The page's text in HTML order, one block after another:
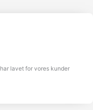
lavet for vores kunder